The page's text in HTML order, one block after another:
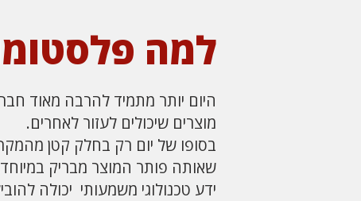
למה
היום יותר מתמיד להרבה מאוד
מוצרים שיכולים לעזור לאחרים.
בסופו של יום רק בחלק קטן
שאותה פותר המוצר מבריק
ידע טכנולוגי משמעותי יכולה